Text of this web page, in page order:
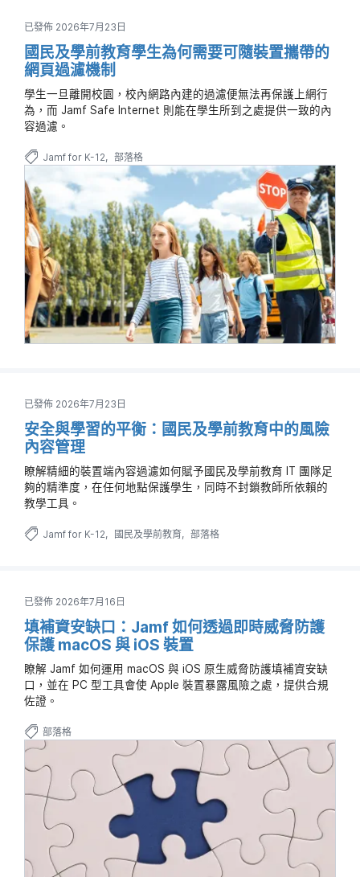
已發佈 2026年7月23日
國民及學前教育學生為何需要可隨裝置攜帶的
網頁過濾機制
學生一旦離開校園，校內網路內建的過濾便無法再保護上網行
為，而 Jamf Safe Internet 則能在學生所到之處提供一致的內
容過濾。
Jamf for K-12 部落格
已發佈 2026年7月23日
安全與學習的平衡：國民及學前教育中的風險
內容管理
瞭解精細的裝置端內容過濾如何賦予國民及學前教育 IT 團隊足
夠的精準度，在任何地點保護學生，同時不封鎖教師所依賴的
教學工具。
Jamf for K-12 國民及學前教育 部落格
已發佈 2026年7月16日
填補資安缺口：Jamf 如何透過即時威脅防護
保護 macOS 與 iOS 裝置
瞭解 Jamf 如何運用 macOS 與 iOS 原生威脅防護填補資安缺
口，並在 PC 型工具會使 Apple 裝置暴露風險之處，提供合規
佐證。
部落格